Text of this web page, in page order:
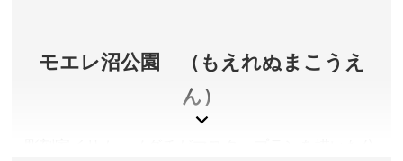
日 ※月曜日が祝日の場合は実施し、翌火曜日・水曜日
アクセス／地下鉄東豊線 東区役所前駅より徒歩約10
分。JR函館本線 苗穂駅北口より徒歩約8分。
モエレ沼公園 （もえれぬまこうえ
ん）